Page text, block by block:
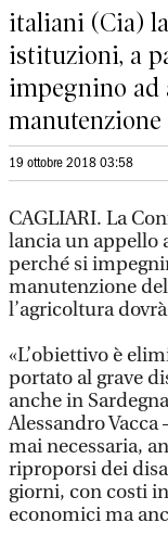
italiani (Cia)
istituzioni, a
impegnino ad
19 ottobre 2018 03:58
CAGLIARI. La
lancia un appello
perché si
manutenzione
l’agricoltura
«L’obiettivo è
portato al grave
anche in
Alessandro
mai necessaria,
riproporsi dei
giorni, con costi
economici ma